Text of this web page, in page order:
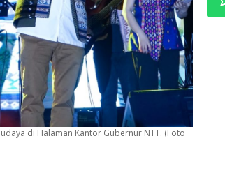
di Halaman Kantor Gubernur NTT. (Foto